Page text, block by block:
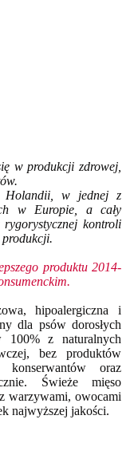
w produkcji zdrowej,
Holandii, w jednej z
w Europie, a cały
kontroli
produktu 2014-
hipoalergiczna i
dla psów dorosłych
100% z naturalnych
bez produktów
oraz
Świeże mięso
warzywami, owocami
najwyższej jakości.